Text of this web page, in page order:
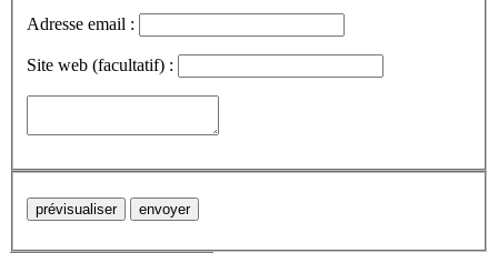
Adresse email :
Site web (facultatif) :